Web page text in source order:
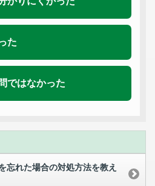
た
ではなかった
忘れた場合の対処方法を教え